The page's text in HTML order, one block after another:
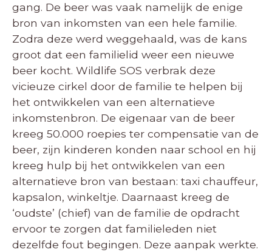
gang. De beer was vaak namelijk de enige
bron van inkomsten van een hele familie.
Zodra deze werd weggehaald, was de kans
groot dat een familielid weer een nieuwe
beer kocht. Wildlife SOS verbrak deze
vicieuze cirkel door de familie te helpen bij
het ontwikkelen van een alternatieve
inkomstenbron. De eigenaar van de beer
kreeg 50.000 roepies ter compensatie van de
beer, zijn kinderen konden naar school en hij
kreeg hulp bij het ontwikkelen van een
alternatieve bron van bestaan: taxi chauffeur,
kapsalon, winkeltje. Daarnaast kreeg de
‘oudste’ (chief) van de familie de opdracht
ervoor te zorgen dat familieleden niet
dezelfde fout begingen. Deze aanpak werkte.